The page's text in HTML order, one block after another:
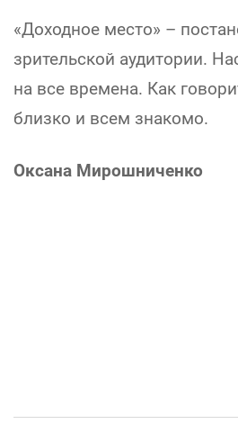
«Доходное место» –
зрительской аудитории.
на все времена. Как
близко и всем знакомо.
Оксана Мирошниченко